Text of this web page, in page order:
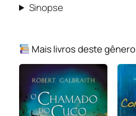
Sinopse
Mais livros deste gênero